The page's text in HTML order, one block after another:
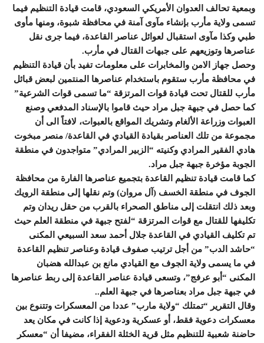
وبمعية تحالف العدوان الأمريكي السعودي، قامت قيادة التنظيم فيما
تسمى ولاية مأرب بإنشاء مآوى آمنة في محافظة شبوة، ومنها مأوى
طبي وكذا مآوى استقبال لعوائل عناصر القاعدة، فيما جرى نقل
عناصرها وتوزيعهم على جبهات القتال في مأرب.
وحصل جهاز الامن والمخابرات على معلومات تفيد بأن قيادة التنظيم
في محافظة مأرب ستقوم باستخدام عناصرها المنتمين لبعض قبائل
مأرب للقتال تحت قيادة قوات المرتزقة “ما تسمى قوات الشرعية”
كما حصل في جبهة جبل مراد حيث قاموا بالإسناد المدفعي وصنع
العبوات وزراعة الألغام وتشريك المواقع بالعبوات، لافتاً الى أن
مجموعة من تلك العناصر بقيادة القيادي في القاعدة/ منصر مبخوت
هادي الفقير المرادي وكنيته “الزبير المرادي” متواجدون في منطقة
الجوبة مؤخرة جبهة جبل مراد.
كما قامت قيادة تنظيم القاعدة بتجميع عناصرها الفارة من محافظة
الجوف في منطقة الخسف (آل مروان) وتم نقلها إلى منطقة الرويك
وبعد ذلك انتقلت إلى مناطق الصحراء بالقرب من حقل ريدان وتم
تكليفها للقتال مع قوات المرتزقة “لفتح جبهة في منطقة العلم حيث
تم تكليف القيادي في القاعدة جلال أحمد سعد السبيعي المكنى
“حاشد الدب” من أجل ترتيب صفوف قيادة وعناصر تنظيم القاعدة
في ما يسمى ولاية الجوف مع القيادي مانع بن عبدالله هضبان
المكنى “أبو عرفج”، وتسعى قيادة عناصر القاعدة إلى ربط عناصرها
في جبهة جبل مراد بعناصرها في جبهة العلم..
وقال التقرير “تمتلك “ولاية مارب” عددا من المعسكرات وتتنوع بين
معسكرات دعوية فقط، أو عسكرية ودعوية إذا كانت في مكان يعد
حاضنة شعبية للتنظيم مثل قرية الخثلة الفقراء، مضيفا أن “معسكر